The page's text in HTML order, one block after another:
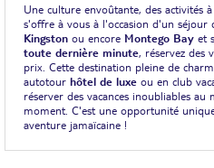
Une culture envoûtante, des activités
s'offre à vous à l'occasion d'un séjour
Kingston ou encore Montego Bay et
toute dernière minute, réservez des
prix. Cette destination pleine de
autotour hôtel de luxe ou en club
réserver des vacances inoubliables
moment. C'est une opportunité
aventure jamaïcaine !